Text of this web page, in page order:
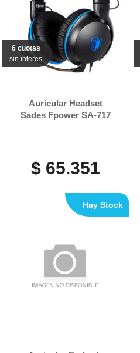
6 cuotas
sin interes
Auricular Headset
Sades Fpower SA-717
$ 65.351
Hay Stock